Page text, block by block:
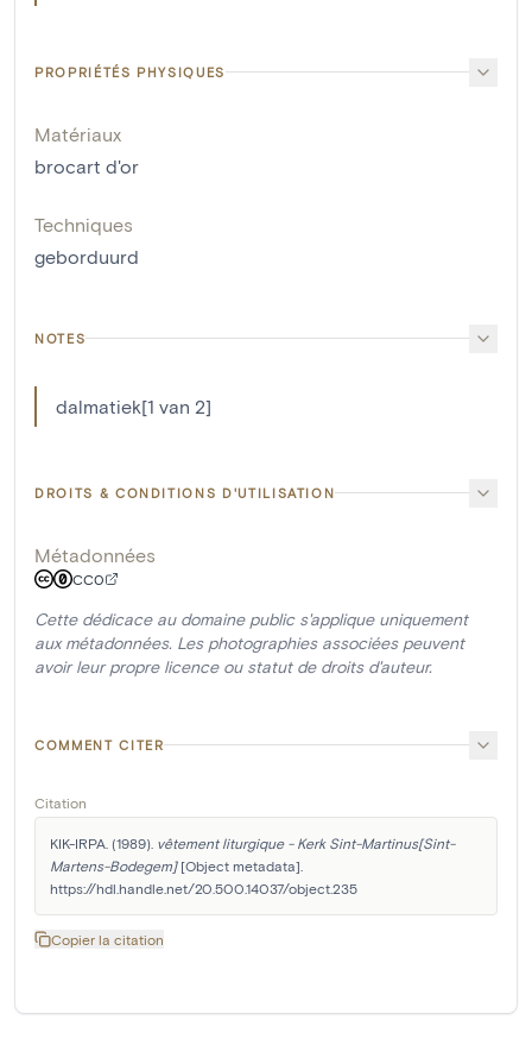
PROPRIÉTÉS PHYSIQUES
Matériaux
brocart d'or
Techniques
geborduurd
NOTES
dalmatiek[1 van 2]
DROITS & CONDITIONS D'UTILISATION
Métadonnées
CC0
Cette dédicace au domaine public s'applique uniquement
aux métadonnées. Les photographies associées peuvent
avoir leur propre licence ou statut de droits d'auteur.
COMMENT CITER
Citation
KIK-IRPA. (1989). vêtement liturgique - Kerk Sint-Martinus[Sint-
Martens-Bodegem] [Object metadata].
https://hdl.handle.net/20.500.14037/object.235
Copier la citation